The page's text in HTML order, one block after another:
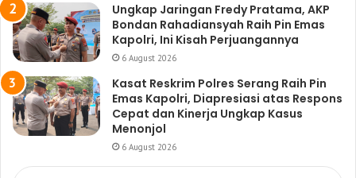
Ungkap Jaringan Fredy Pratama, AKP
Bondan Rahadiansyah Raih Pin Emas
Kapolri, Ini Kisah Perjuangannya
6 August 2026
Kasat Reskrim Polres Serang Raih Pin
Emas Kapolri, Diapresiasi atas Respons
Cepat dan Kinerja Ungkap Kasus
Menonjol
6 August 2026